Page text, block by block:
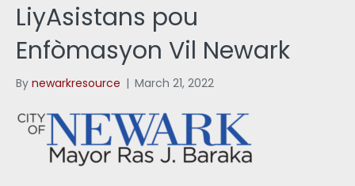
LiyAsistans pou
Enfòmasyon Vil Newark
By newarkresource | March 21, 2022